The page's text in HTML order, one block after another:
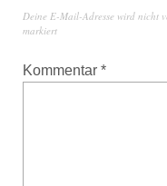
Deine E-Mail-Adresse wird nicht
markiert
Kommentar *